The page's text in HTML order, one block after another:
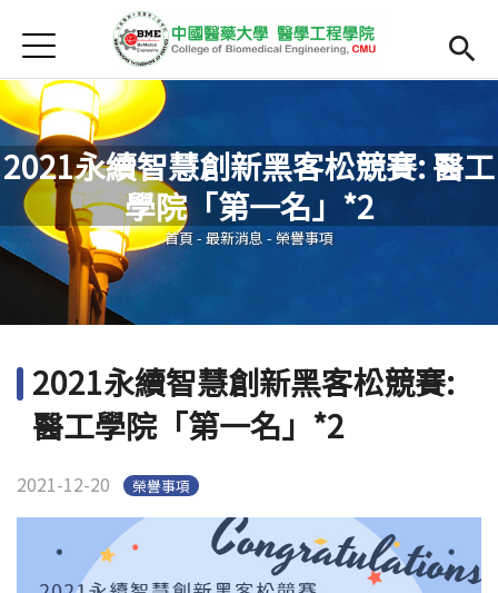
首頁
最新消息
Open submenu (院系簡介)
院系簡介
院長簡介
Open submenu (主任簡介)
主任簡介
師資
招生
Open
English
Jump to Main content
2021永續智慧創新黑客松競賽: 醫工
學院「第一名」*2
您在這裡
首頁 - 最新消息 - 榮譽事項
2021永續智慧創新黑客松競賽:
醫工學院「第一名」*2
2021-12-20 榮譽事項